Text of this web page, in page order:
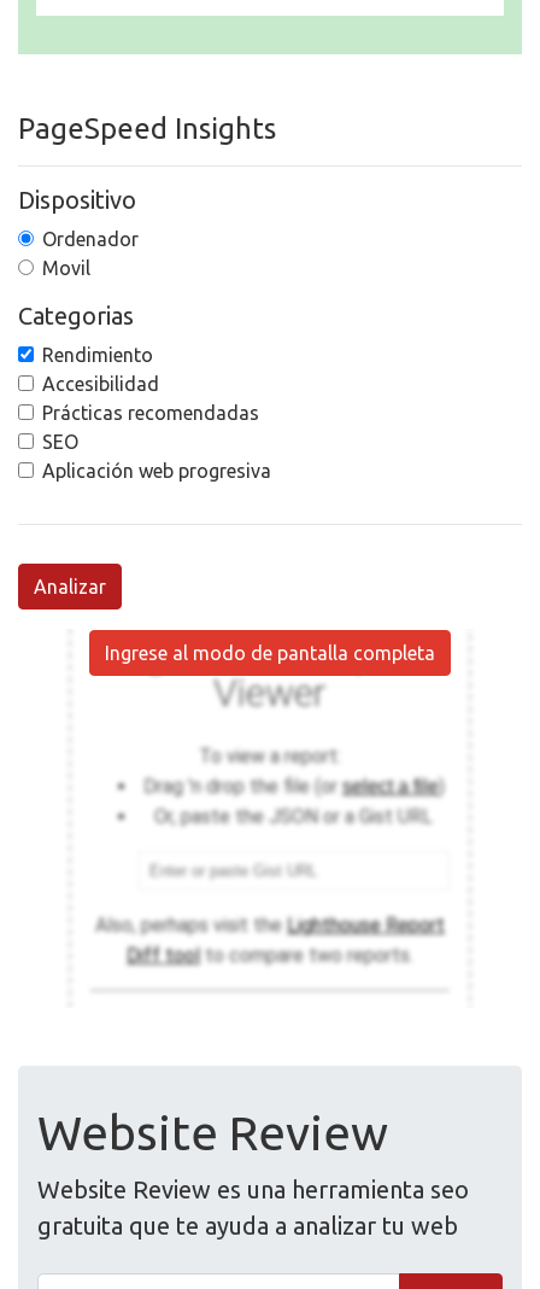
PageSpeed Insights
Dispositivo
Ordenador
Movil
Categorias
Rendimiento
Accesibilidad
Prácticas recomendadas
SEO
Aplicación web progresiva
Analizar
Ingrese al modo de pantalla completa
Website Review
Website Review es una herramienta seo
gratuita que te ayuda a analizar tu web